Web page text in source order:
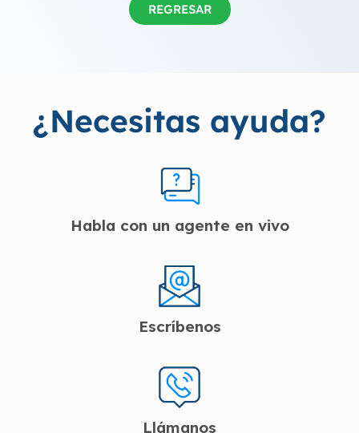
REGRESAR
¿Necesitas ayuda?
Habla con un agente en vivo
Escríbenos
Llámanos